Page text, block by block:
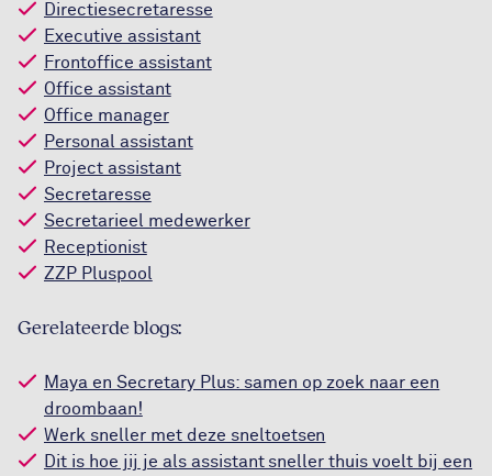
Directiesecretaresse
Executive assistant
Frontoffice assistant
Office assistant
Office manager
Personal assistant
Project assistant
Secretaresse
Secretarieel medewerker
Receptionist
ZZP Pluspool
Gerelateerde blogs:
Maya en Secretary Plus: samen op zoek naar een
droombaan!
Werk sneller met deze sneltoetsen
Dit is hoe jij je als assistant sneller thuis voelt bij een